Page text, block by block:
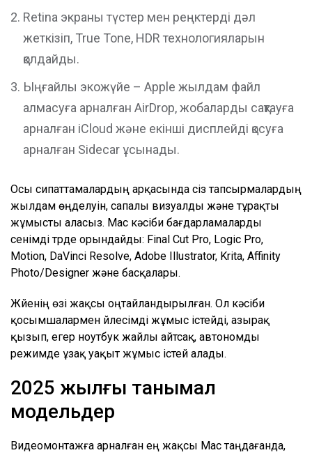
Retina экраны түстер мен реңктерді дәл
жеткізіп, True Tone, HDR технологияларын
қолдайды.
Ыңғайлы экожүйе – Apple жылдам файл
алмасуға арналған AirDrop, жобаларды сақтауға
арналған iCloud және екінші дисплейді қосуға
арналған Sidecar ұсынады.
Осы сипаттамалардың арқасында сіз тапсырмалардың
жылдам өңделуін, сапалы визуалды және тұрақты
жұмысты аласыз. Mac кәсіби бағдарламаларды
сенімді түрде орындайды: Final Cut Pro, Logic Pro,
Motion, DaVinci Resolve, Adobe Illustrator, Krita, Affinity
Photo/Designer және басқалары.
Жүйенің өзі жақсы оңтайландырылған. Ол кәсіби
қосымшалармен үйлесімді жұмыс істейді, азырақ
қызып, егер ноутбук жайлы айтсақ, автономды
режимде ұзақ уақыт жұмыс істей алады.
2025 жылғы танымал
модельдер
Видеомонтажға арналған ең жақсы Mac таңдағанда,